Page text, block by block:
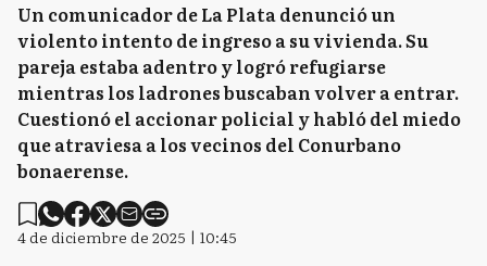
Un comunicador de La Plata denunció un
violento intento de ingreso a su vivienda. Su
pareja estaba adentro y logró refugiarse
mientras los ladrones buscaban volver a entrar.
Cuestionó el accionar policial y habló del miedo
que atraviesa a los vecinos del Conurbano
bonaerense.
4 de diciembre de 2025 | 10:45